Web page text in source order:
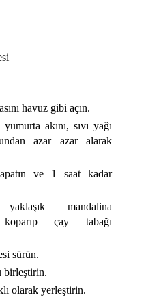
havuz gibi açın.
akını, sıvı yağı
azar azar alarak
ve 1 saat kadar
mandalina
çay tabağı
sürün.
birleştirin.
olarak yerleştirin.